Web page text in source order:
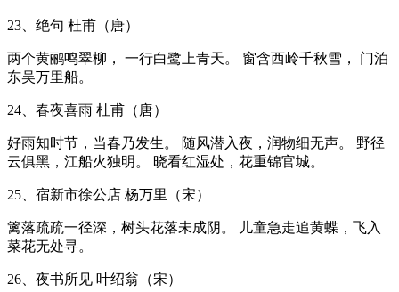
23、绝句 杜甫（唐）
两个黄鹂鸣翠柳， 一行白鹭上青天。 窗含西岭千秋雪， 门泊
东吴万里船。
24、春夜喜雨 杜甫（唐）
好雨知时节，当春乃发生。 随风潜入夜，润物细无声。 野径
云俱黑，江船火独明。 晓看红湿处，花重锦官城。
25、宿新市徐公店 杨万里（宋）
篱落疏疏一径深，树头花落未成阴。 儿童急走追黄蝶，飞入
菜花无处寻。
26、夜书所见 叶绍翁（宋）